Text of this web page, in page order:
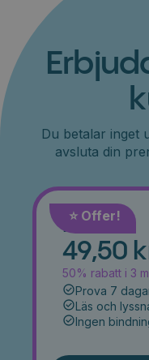
Du betalar inget
avsluta din
⭐️ Offer!
Månad
49,50
50% rabatt i 3
Prova 7
Läs och
Ingen